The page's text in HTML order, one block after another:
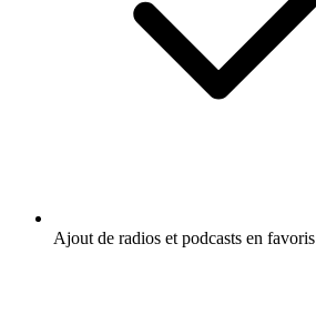
Ajout de radios et podcasts en favoris